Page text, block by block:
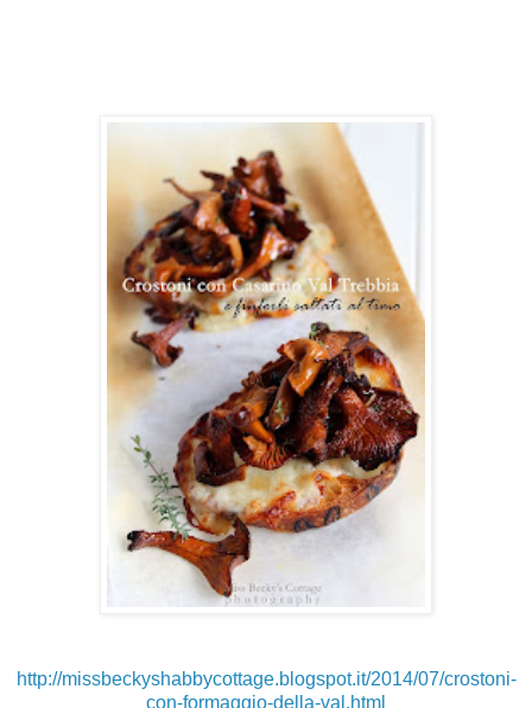
http://missbeckyshabbycottage.blogspot.it/2014/07/crostoni-
con-formaggio-della-val.html